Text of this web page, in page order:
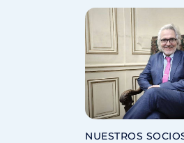
NUESTROS